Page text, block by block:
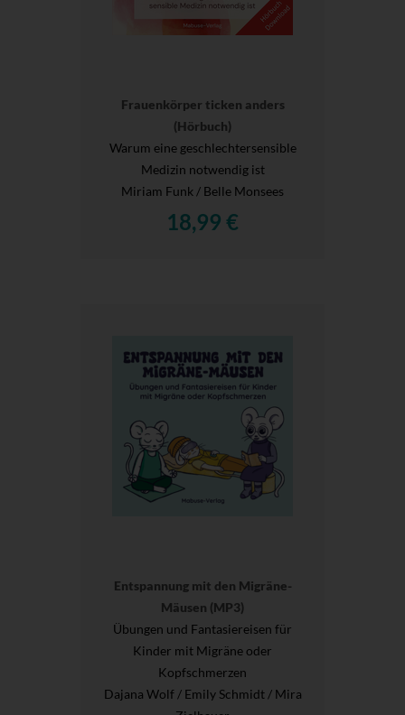
Frauenkörper ticken anders
(Hörbuch)
Warum eine geschlechtersensible
Medizin notwendig ist
Miriam Funk / Belle Monsees
18,99 €
Entspannung mit den Migräne-
Mäusen (MP3)
Übungen und Fantasiereisen für
Kinder mit Migräne oder
Kopfschmerzen
Dajana Wolf / Emily Schmidt / Mira